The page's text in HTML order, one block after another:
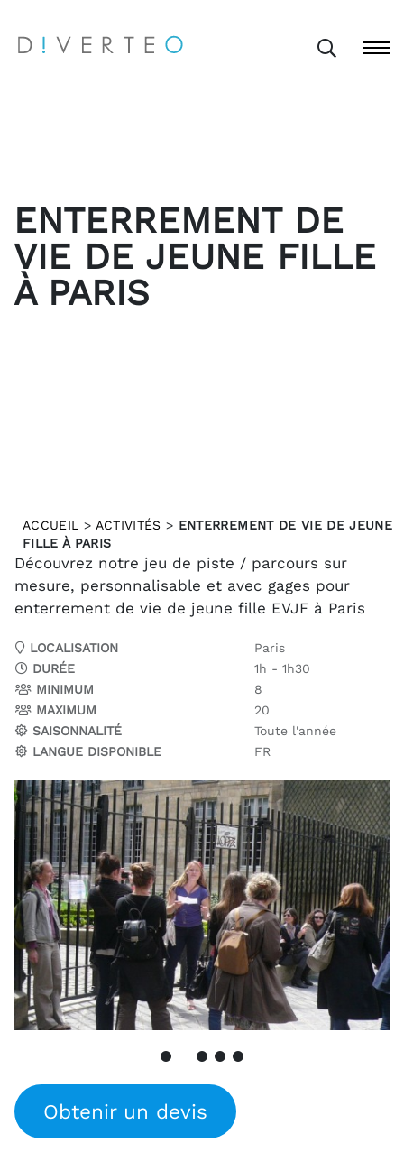
ENTERREMENT DE
VIE DE JEUNE FILLE
À PARIS
ACCUEIL > ACTIVITÉS > ENTERREMENT DE VIE DE JEUNE
FILLE À PARIS
Découvrez notre jeu de piste / parcours sur
mesure, personnalisable et avec gages pour
enterrement de vie de jeune fille EVJF à Paris
LOCALISATION
Paris
DURÉE
1h - 1h30
MINIMUM
8
MAXIMUM
20
SAISONNALITÉ
Toute l'année
LANGUE DISPONIBLE
FR
Obtenir un devis